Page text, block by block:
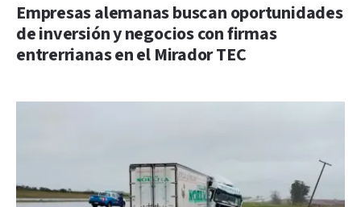
Empresas alemanas buscan oportunidades
de inversión y negocios con firmas
entrerrianas en el Mirador TEC